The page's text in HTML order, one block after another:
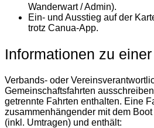
Wanderwart / Admin).
Ein- und Ausstieg auf der
trotz Canua-App.
Informationen zu einer
Verbands- oder
Gemeinschaftsfahrten
getrennte Fahrten enthalten. Eine
zusammenhängender mit dem
(inkl. Umtragen) und enthält: